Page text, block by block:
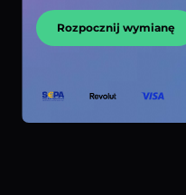
Rozpocznij wymianę